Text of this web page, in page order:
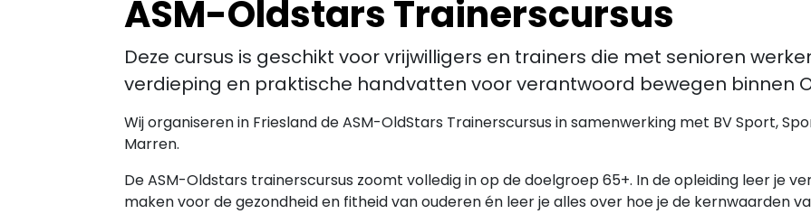
ASM-Oldstars Trainerscursus
Deze cursus is geschikt voor vrijwilligers en trainers die met senioren
verdieping en praktische handvatten voor verantwoord bewegen binnen
Wij organiseren in Friesland de ASM-OldStars Trainerscursus in samenwerking met BV Sport,
Marren.
De ASM-Oldstars trainerscursus zoomt volledig in op de doelgroep 65+. In de opleiding leer je
maken voor de gezondheid en fitheid van ouderen én leer je alles over hoe je de kernwaarden